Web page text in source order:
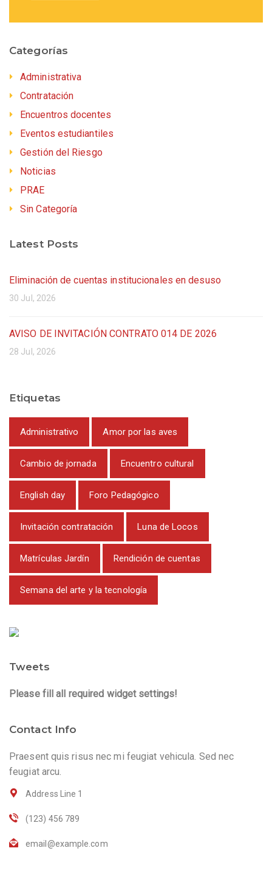
Categorías
Administrativa
Contratación
Encuentros docentes
Eventos estudiantiles
Gestión del Riesgo
Noticias
PRAE
Sin Categoría
Latest Posts
Eliminación de cuentas institucionales en desuso
30 Jul, 2026
AVISO DE INVITACIÓN CONTRATO 014 DE 2026
28 Jul, 2026
Etiquetas
Administrativo Amor por las aves
Cambio de jornada Encuentro cultural
English day Foro Pedagógico
Invitación contratación Luna de Locos
Matrículas Jardín Rendición de cuentas
Semana del arte y la tecnología
Tweets
Please fill all required widget settings!
Contact Info
Praesent quis risus nec mi feugiat vehicula. Sed nec
feugiat arcu.
Address Line 1
(123) 456 789
email@example.com